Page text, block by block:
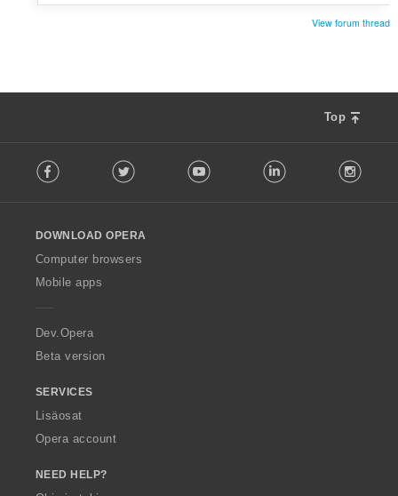
View forum thread
Top
o
w
O
p
a
Facebook Twitter Youtube LinkedIn
DOWNLOAD OPERA
Computer browsers
Mobile apps
Dev.Opera
Beta version
SERVICES
Lisäosat
Opera account
NEED HELP?